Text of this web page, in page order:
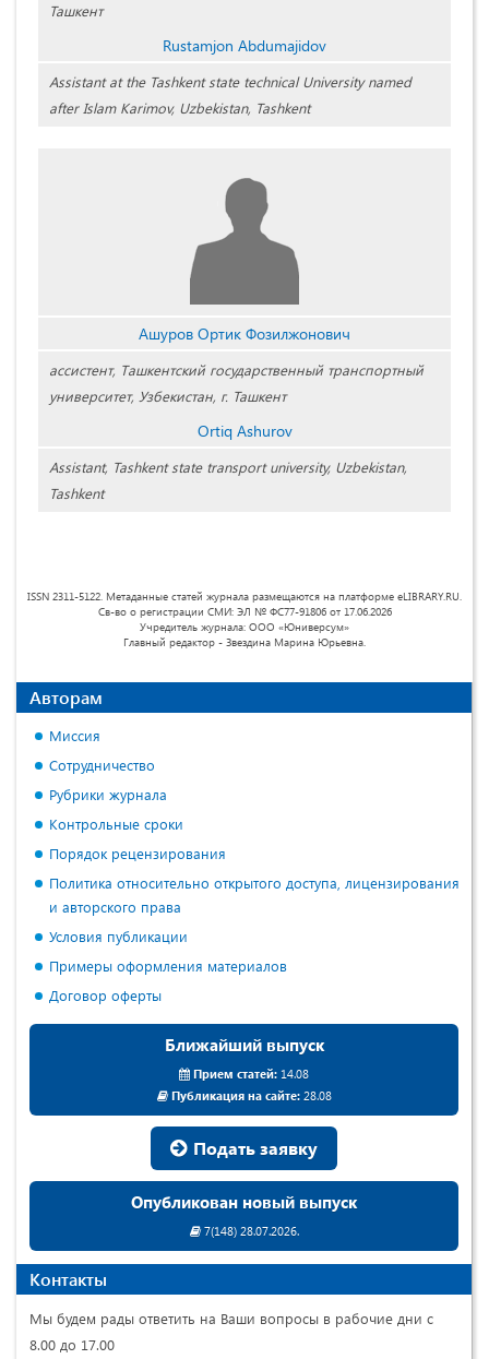
Ташкент
Rustamjon Abdumajidov
Assistant at the Tashkent state technical University named
after Islam Karimov, Uzbekistan, Tashkent
Ашуров Ортик Фозилжонович
ассистент, Tашкентский государственный транспортный
университет, Узбекистан, г. Ташкент
Ortiq Ashurov
Assistant, Tashkent state transport university, Uzbekistan,
Tashkent
ISSN 2311-5122. Метаданные статей журнала размещаются на платформе eLIBRARY.RU.
Св-во о регистрации СМИ: ЭЛ № ФС77-91806 от 17.06.2026
Учредитель журнала: ООО «Юниверсум»
Главный редактор - Звездина Марина Юрьевна.
Авторам
Миссия
Сотрудничество
Рубрики журнала
Контрольные сроки
Порядок рецензирования
Политика относительно открытого доступа, лицензирования
и авторского права
Условия публикации
Примеры оформления материалов
Договор оферты
Ближайший выпуск
Прием статей: 14.08
Публикация на сайте:28.08
Подать заявку
Опубликован новый выпуск
7(148) 28.07.2026.
Контакты
Мы будем рады ответить на Ваши вопросы в рабочие дни с
8.00 до 17.00